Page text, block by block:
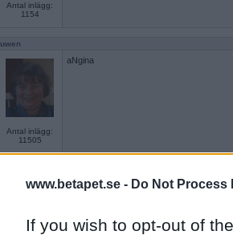
www.betapet.se - Do Not Process
If you wish to opt-out of
Antal inlägg:
1154
uwen
Antal inlägg:
11505
aNgina
nÄthinneavlossning